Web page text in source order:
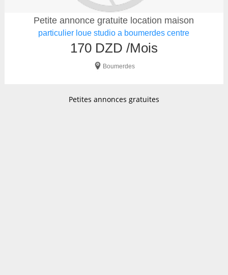
Petite annonce gratuite location maison
particulier loue studio a boumerdes centre
170 DZD /Mois
Boumerdes
Petites annonces gratuites